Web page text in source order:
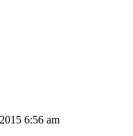
6:56 am